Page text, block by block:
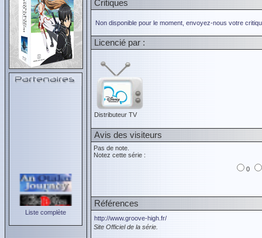
Liste complète
Critiques
Non disponible pour le moment, envoyez-nous votre
Licencié par :
Distributeur TV
Avis des visiteurs
Pas de note.
Notez cette série :
0
Références
http://www.groove-high.fr/
Site Officiel de la série.